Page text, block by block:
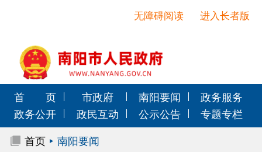
进入长者版
无障碍阅读
首 页 市政府 南阳要闻
政务服务
政务公开
政民互动 公示公告
专题专栏
首页
南阳要闻